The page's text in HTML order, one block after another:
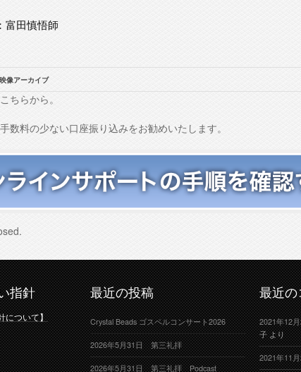
富田慎悟師
像アーカイブ
ちらから。
数料の少ない口座振り込みをお勧めいたします。
指針
について】
最近の投稿
Crystal Beads ゴスペルコンサート2026
2026年5月31日 第三礼拝
2026年5月31日 第三礼拝 Podcast
最近の
2021年12
子より
2021年11